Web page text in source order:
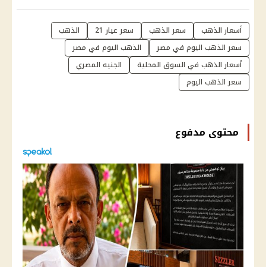
أسعار الذهب سعر الذهب سعر عيار 21
الذهب
سعر الذهب اليوم في مصر
الذهب اليوم في مصر
أسعار الذهب في السوق المحلية
الجنيه المصري
سعر الذهب اليوم
محتوى مدفوع